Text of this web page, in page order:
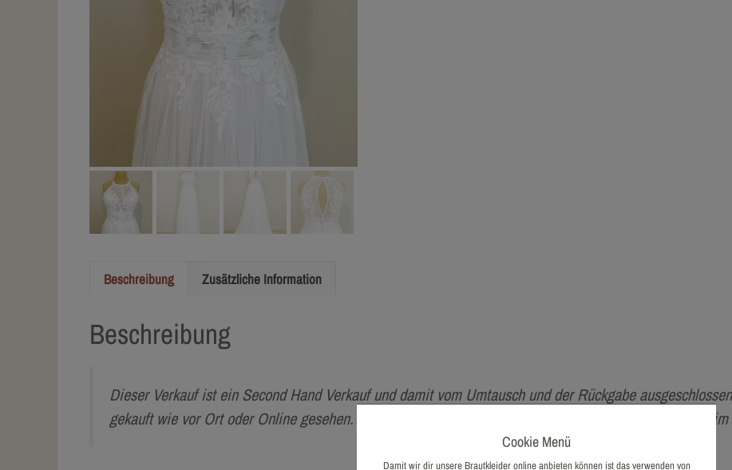
Beschreibung Zusätzliche Information
Beschreibung
Dieser Verkauf ist ein Second Hand Verkauf und damit vom Umtausch und der Rückgabe
gekauft wie vor Ort oder Online gesehen. Aufgrund der Differenzbesteuerung nach §25a UStG wird
Cookie Menü
Damit wir dir unsere Brautkleider online anbieten können ist das verwenden von